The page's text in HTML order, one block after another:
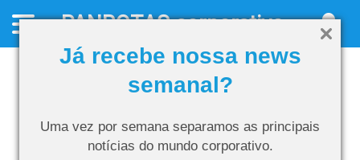
Já recebe nossa news
semanal?
Uma vez por semana separamos as principais
notícias do mundo corporativo.
PANROTAScorporativo